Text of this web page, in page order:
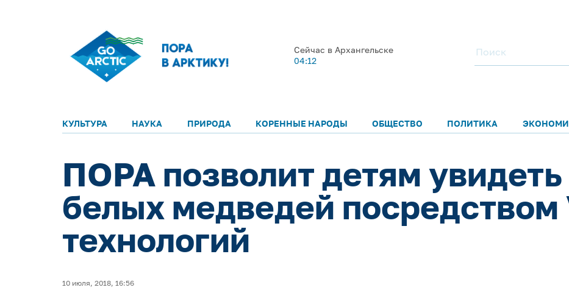
Сейчас в Архангельске
04:12
КУЛЬТУРА НАУКА ПРИРОДА КОРЕННЫЕ НАРОДЫ ОБЩЕСТВО ПОЛИТИКА
ПОРА позволит детям
белых медведей посредством
технологий
10 июля, 2018, 16:56